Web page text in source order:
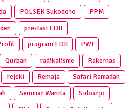
POLSEK Sukodono
PPM
prestasi LDII
program LDII
PWI
Qurban radikalisme
Rakernas
rejeki Remaja
Safari Ramadan
Seminar Wanita
Sidoarjo